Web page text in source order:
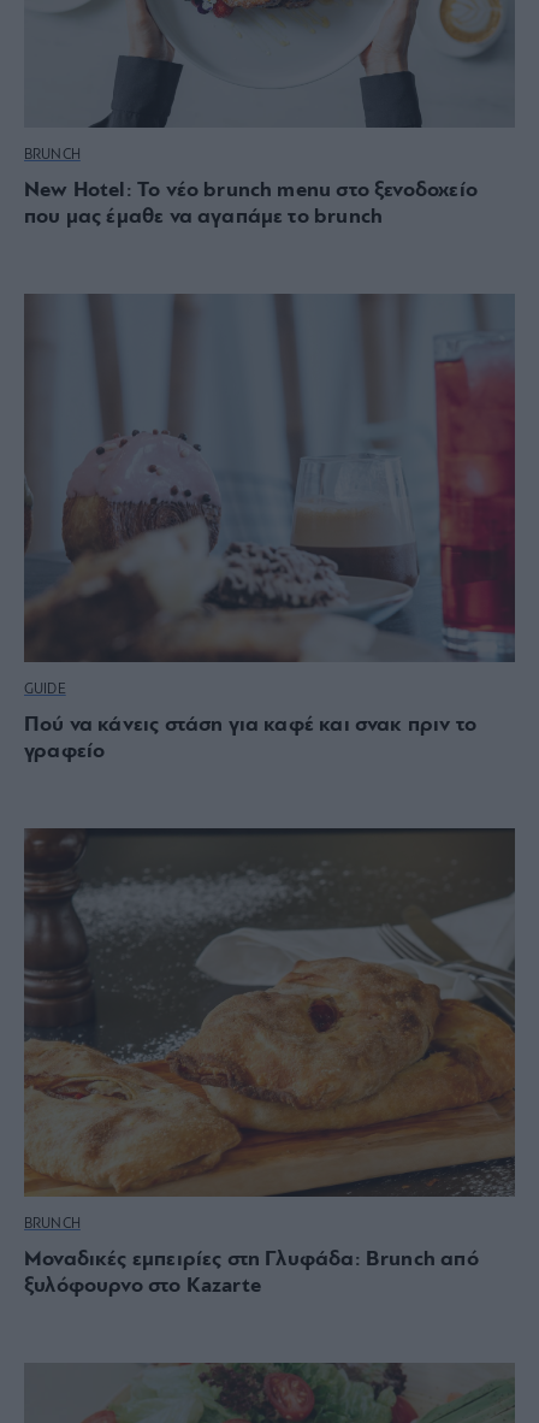
BRUNCH
New Hotel: Το νέο brunch menu στο ξενοδοχείο
που μας έμαθε να αγαπάμε το brunch
GUIDE
Πού να κάνεις στάση για καφέ και σνακ πριν το
γραφείο
BRUNCH
Μοναδικές εμπειρίες στη Γλυφάδα: Brunch από
ξυλόφουρνο στο Kazarte